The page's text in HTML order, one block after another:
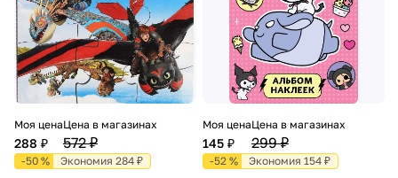
Моя цена
288 ₽
Цена в магазинах
572 ₽
-50 % Экономия 284 ₽
Моя цена
145 ₽
Цена в магазинах
299 ₽
-52 % Экономия 154 ₽